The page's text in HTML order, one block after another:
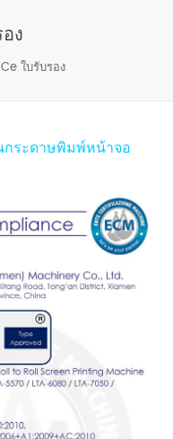
ง
Ce ใบรับรอง
กระดาษพิมพ์หน้าจอ